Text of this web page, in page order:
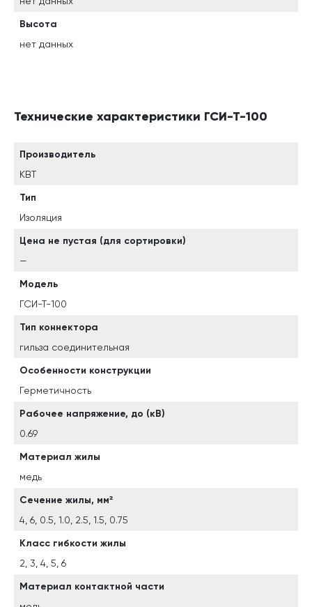
Высота
нет данных
Технические характеристики ГСИ-Т-100
Производитель
КВТ
Тип
Изоляция
Цена не пустая (для сортировки)
—
Модель
ГСИ-Т-100
Тип коннектора
гильза соединительная
Особенности конструкции
Герметичность
Рабочее напряжение, до (кВ)
0.69
Материал жилы
медь
Сечение жилы, мм²
4, 6, 0.5, 1.0, 2.5, 1.5, 0.75
Класс гибкости жилы
2, 3, 4, 5, 6
Материал контактной части